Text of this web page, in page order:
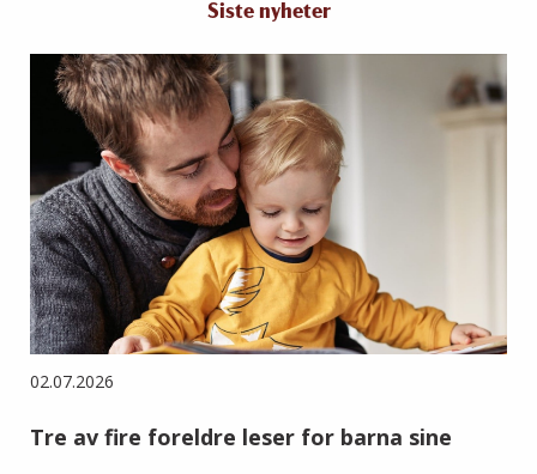
Siste nyheter
02.07.2026
Tre av fire foreldre leser for barna sine